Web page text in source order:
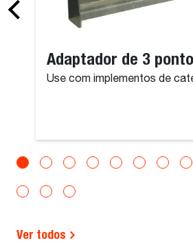
Adaptador de 3
Use com implementos de
Ver todos